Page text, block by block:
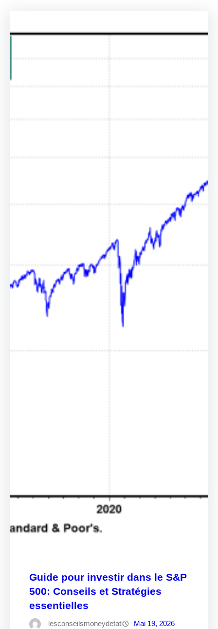
Guide pour investir dans le S&P
500: Conseils et Stratégies
essentielles
lesconseilsmoneydetati Mai 19, 2026